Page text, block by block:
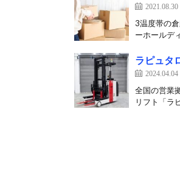
2021.08.30
3温度帯の
ーホールデ
ラピュタ
2024.04.04
全国の営業
リフト「ラ